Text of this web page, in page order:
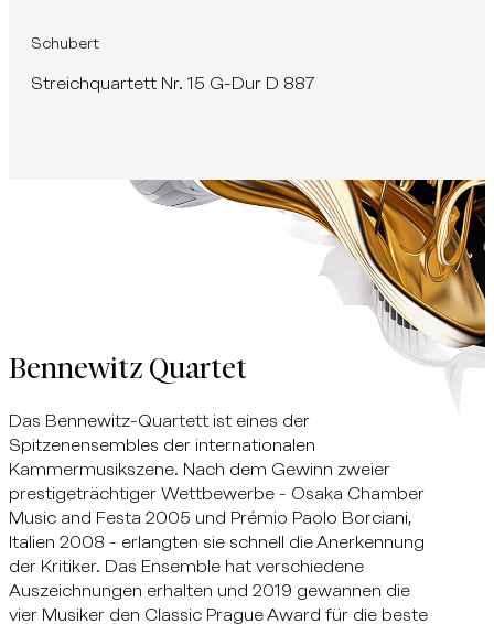
Schubert
Streichquartett Nr. 15 G-Dur D 887
Bennewitz Quartet
Das Bennewitz-Quartett ist eines der
Spitzenensembles der internationalen
Kammermusikszene. Nach dem Gewinn zweier
prestigeträchtiger Wettbewerbe - Osaka Chamber
Music and Festa 2005 und Prémio Paolo Borciani,
Italien 2008 - erlangten sie schnell die Anerkennung
der Kritiker. Das Ensemble hat verschiedene
Auszeichnungen erhalten und 2019 gewannen die
vier Musiker den Classic Prague Award für die beste